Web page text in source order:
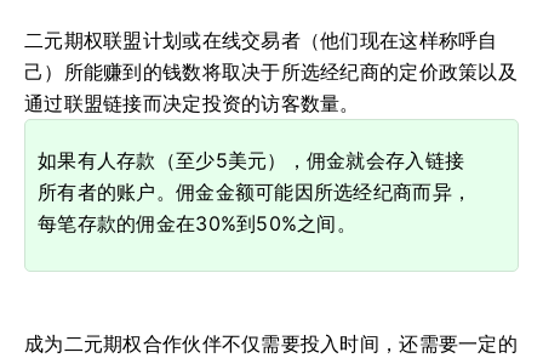
二元期权联盟计划或在线交易者（他们现在这样称呼自
己）所能赚到的钱数将取决于所选经纪商的定价政策以及
通过联盟链接而决定投资的访客数量。
如果有人存款（至少5美元），佣金就会存入链接
所有者的账户。佣金金额可能因所选经纪商而异，
每笔存款的佣金在30%到50%之间。
成为二元期权合作伙伴不仅需要投入时间，还需要一定的